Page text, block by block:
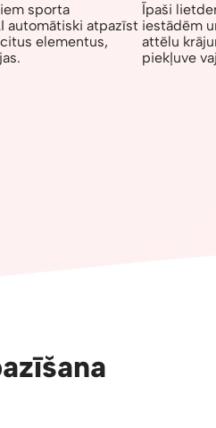
sporta
automātiski atpazīst
elementus,
Īpaši
iestādēm
attēlu
piekļuve